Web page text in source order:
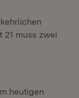
muss zwei
heutigen